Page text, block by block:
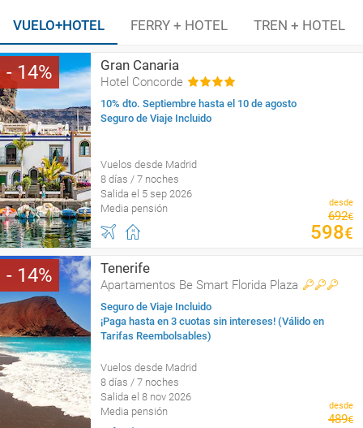
VUELO+HOTEL FERRY + HOTEL TREN + HOTEL
14 Gran Canaria
Hotel Concorde
10% dto. Septiembre hasta el 10 de agosto
Seguro de Viaje Incluido
Vuelos desde Madrid
8 días / 7 noches
Salida el 5 sep 2026
Media pensión
desde
692€
598€
14 Tenerife
Apartamentos Be Smart Florida Plaza
Seguro de Viaje Incluido
¡Paga hasta en 3 cuotas sin intereses! (Válido en
Tarifas Reembolsables)
Vuelos desde Madrid
8 días / 7 noches
Salida el 8 nov 2026
Media pensión
desde
489€